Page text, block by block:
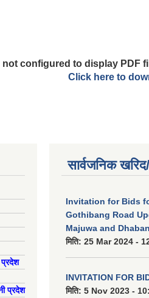
configured to display PDF
Click here to
प्रदेश
प्रदेश
सार्वजनिक
Invitation for Bids
Gothibang Road
Majuwa and
मिति: 25 Mar 2024 -
INVITATION FOR
मिति: 5 Nov 2023 -